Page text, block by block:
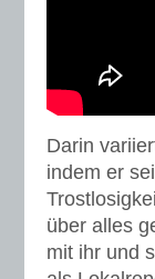
Darin
indem er
über alles
mit ihr und